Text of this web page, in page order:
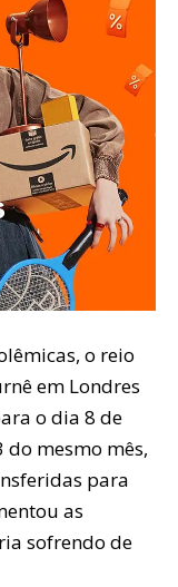
o reio
em Londres
o dia 8 de
mesmo mês,
para
as
sofrendo de